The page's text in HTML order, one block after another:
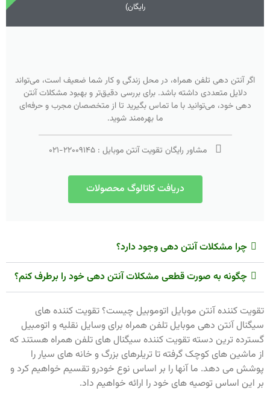
رایگان)
اگر آنتن دهی تلفن همراه، در محل زندگی و کار شما ضعیف است، می‌تواند
دلایل متعددی داشته باشد. برای بررسی دقیق‌تر و بهبود مشکلات آنتن
دهی خود، می‌توانید با ما تماس بگیرید تا از متخصصان مجرب و حرفه‌ای
ما بهره‌مند شوید.
مشاور رایگان تقویت آنتن موبایل :۲۲۰۰۹۱۴۵-۰۲۱
دریافت کاتالوگ محصولات
چرا مشکلات آنتن دهی وجود دارد؟
چگونه به صورت قطعی مشکلات آنتن دهی خود را برطرف کنم؟
تقویت کننده آنتن موبایل اتوموبیل چیست؟ تقویت کننده های
سیگنال آنتن دهی موبایل تلفن همراه برای وسایل نقلیه و اتومبیل
گسترده ترین دسته تقویت کننده سیگنال های تلفن همراه هستند که
از ماشین های کوچک گرفته تا تریلرهای بزرگ و خانه های سیار را
پوشش می دهد. ما آنها را بر اساس نوع خودرو تقسیم خواهیم کرد و
بر این اساس توصیه های خود را ارائه خواهیم داد.